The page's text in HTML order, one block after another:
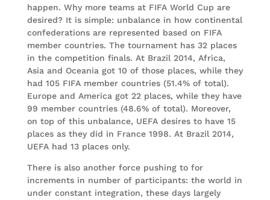
happen. Why more teams at FIFA World Cup are
desired? It is simple: unbalance in how continental
confederations are represented based on FIFA
member countries. The tournament has 32 places
in the competition finals. At Brazil 2014, Africa,
Asia and Oceania got 10 of those places, while they
had 105 FIFA member countries (51.4% of total).
Europe and America got 22 places, while they have
99 member countries (48.6% of total). Moreover,
on top of this unbalance, UEFA desires to have 15
places as they did in France 1998. At Brazil 2014,
UEFA had 13 places only.
There is also another force pushing to for
increments in number of participants: the world in
under constant integration, these days largely